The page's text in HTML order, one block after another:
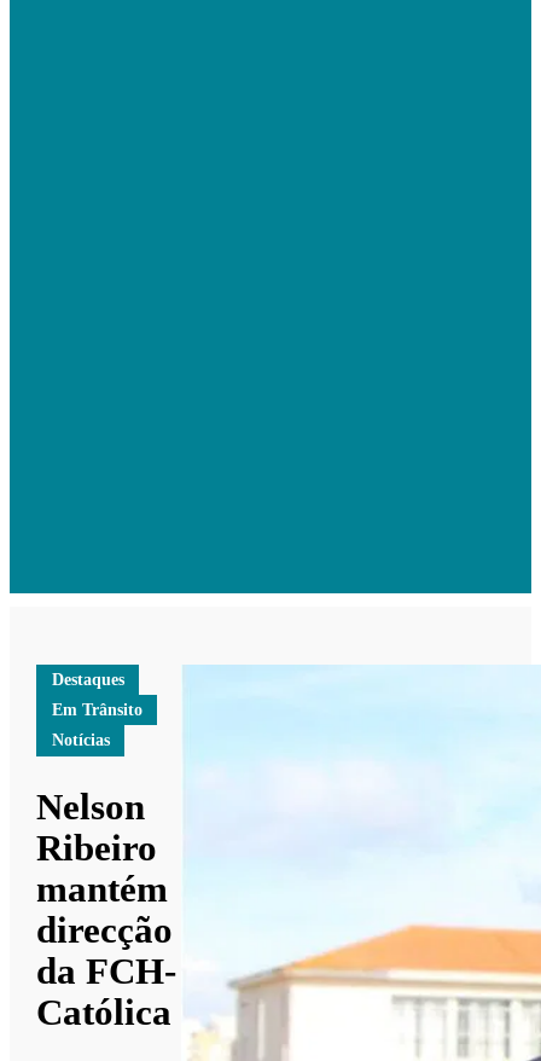
Destaques
Em Trânsito
Notícias
Nelson
Ribeiro
mantém
direcção
da FCH-
Católica